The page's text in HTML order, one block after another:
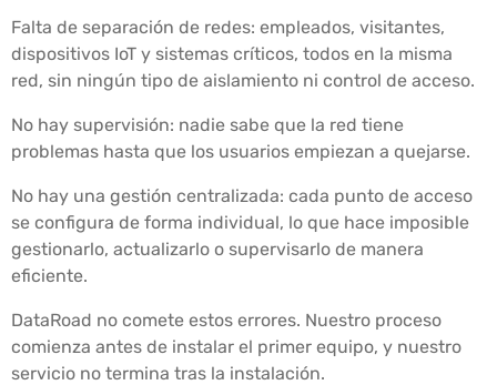
Falta de separación de redes: empleados, visitantes,
dispositivos IoT y sistemas críticos, todos en la misma
red, sin ningún tipo de aislamiento ni control de acceso.
No hay supervisión: nadie sabe que la red tiene
problemas hasta que los usuarios empiezan a quejarse.
No hay una gestión centralizada: cada punto de acceso
se configura de forma individual, lo que hace imposible
gestionarlo, actualizarlo o supervisarlo de manera
eficiente.
DataRoad no comete estos errores. Nuestro proceso
comienza antes de instalar el primer equipo, y nuestro
servicio no termina tras la instalación.